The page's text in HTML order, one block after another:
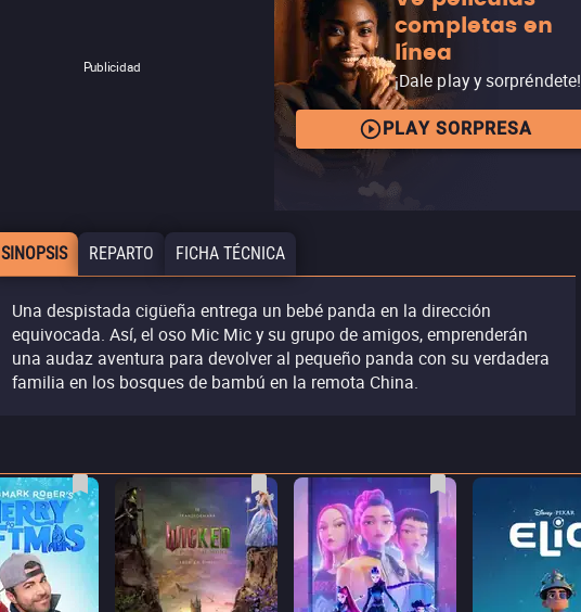
Publicidad
completas en
línea
¡Dale play y sorpréndete!
PLAY SORPRESA
SINOPSIS REPARTO FICHA TÉCNICA
Una despistada cigüeña entrega un bebé panda en la dirección
equivocada. Así, el oso Mic Mic y su grupo de amigos, emprenderán
una audaz aventura para devolver al pequeño panda con su verdadera
familia en los bosques de bambú en la remota China.